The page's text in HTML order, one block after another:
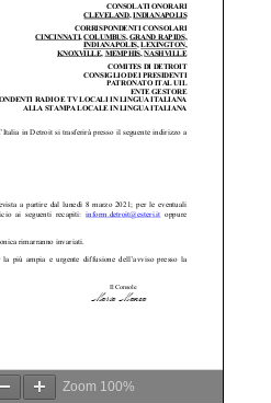
Zoom 100%